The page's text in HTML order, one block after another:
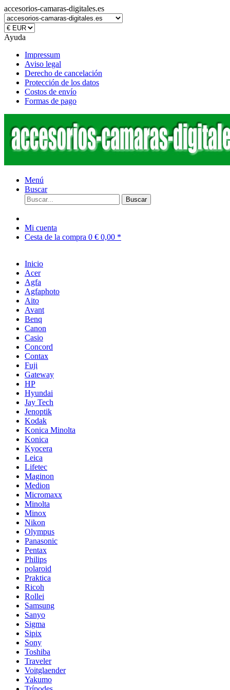
accesorios-camaras-digitales.es
Ayuda
Impressum
Aviso legal
Derecho de cancelación
Protección de los datos
Costos de envío
Formas de pago
Menú
Buscar
Buscar
Mi cuenta
Cesta de la compra 0 € 0,00 *
Inicio
Acer
Agfa
Agfaphoto
Aito
Avant
Benq
Canon
Casio
Concord
Contax
Fuji
Gateway
HP
Hyundai
Jay Tech
Jenoptik
Kodak
Konica Minolta
Konica
Kyocera
Leica
Lifetec
Maginon
Medion
Micromaxx
Minolta
Minox
Nikon
Olympus
Panasonic
Pentax
Philips
polaroid
Praktica
Ricoh
Rollei
Samsung
Sanyo
Sigma
Sipix
Sony
Toshiba
Traveler
Voitglaender
Yakumo